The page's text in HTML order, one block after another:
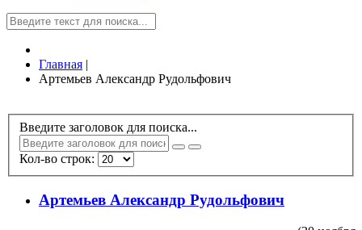
Главная |
Артемьев Александр Рудольфович
Введите заголовок для поиска...
Кол-во строк:
Артемьев Александр Рудольфович